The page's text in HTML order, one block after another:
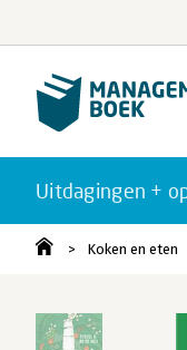
Uitdagingen +
Koken en eten